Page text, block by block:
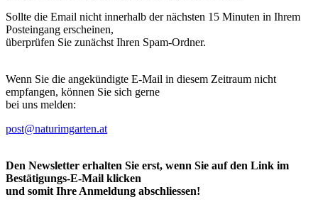
Sollte die Email nicht innerhalb der nächsten 15 Minuten in Ihrem
Posteingang erscheinen,
überprüfen Sie zunächst Ihren Spam-Ordner.
Wenn Sie die angekündigte E-Mail in diesem Zeitraum nicht
empfangen, können Sie sich gerne
bei uns melden:
post@naturimgarten.at
Den Newsletter erhalten Sie erst, wenn Sie auf den Link im
Bestätigungs-E-Mail klicken
und somit Ihre Anmeldung abschliessen!